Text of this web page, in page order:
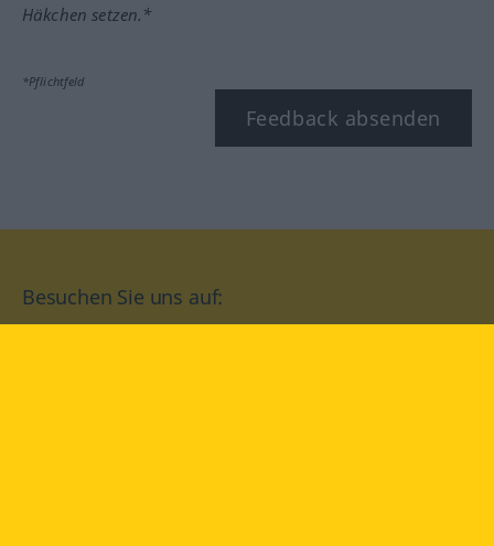
Häkchen setzen.*
*Pflichtfeld
Feedback absenden
Besuchen Sie uns auf: